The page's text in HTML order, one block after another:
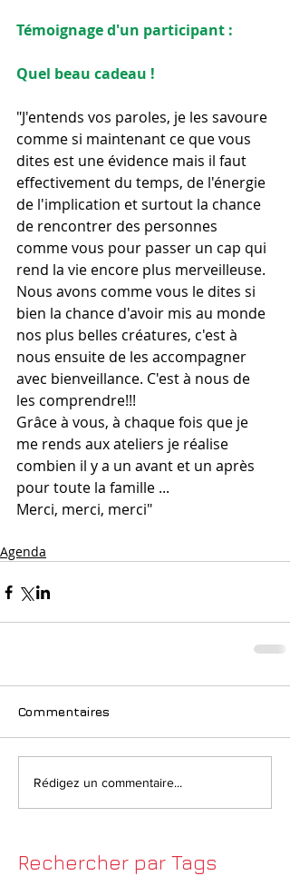
Témoignage d'un participant :
Quel beau cadeau !
"J'entends vos paroles, je les savoure
comme si maintenant ce que vous
dites est une évidence mais il faut
effectivement du temps, de l'énergie
de l'implication et surtout la chance
de rencontrer des personnes
comme vous pour passer un cap qui
rend la vie encore plus merveilleuse.
Nous avons comme vous le dites si
bien la chance d'avoir mis au monde
nos plus belles créatures, c'est à
nous ensuite de les accompagner
avec bienveillance. C'est à nous de
les comprendre!!!
Grâce à vous, à chaque fois que je
me rends aux ateliers je réalise
combien il y a un avant et un après
pour toute la famille ...
Merci, merci, merci"
Agenda
Commentaires
Rédigez un commentaire...
Rechercher par Tags